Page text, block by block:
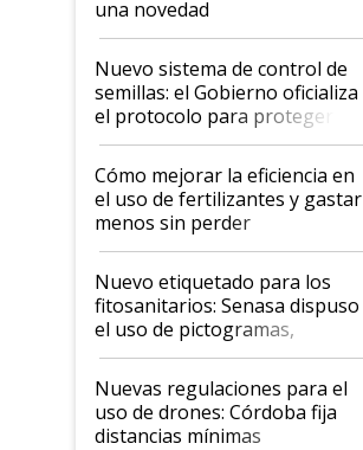
una novedad
Nuevo sistema de control de
semillas: el Gobierno oficializa
el protocolo para proteger la
propiedad intelectual
Cómo mejorar la eficiencia en
el uso de fertilizantes y gastar
menos sin perder
productividad en la campaña
fina
Nuevo etiquetado para los
fitosanitarios: Senasa dispuso
el uso de pictogramas,
palabras de advertencia e
indicaciones
Nuevas regulaciones para el
uso de drones: Córdoba fija
distancias mínimas